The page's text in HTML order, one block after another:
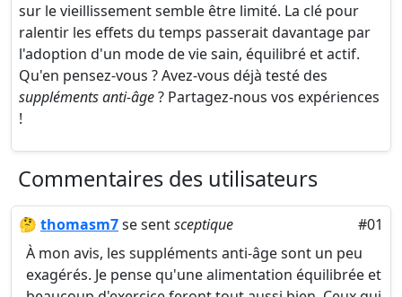
sur le vieillissement semble être limité. La clé pour
ralentir les effets du temps passerait davantage par
l'adoption d'un mode de vie sain, équilibré et actif.
Qu'en pensez-vous ? Avez-vous déjà testé des
suppléments anti-âge? Partagez-nous vos expériences
!
Commentaires des utilisateurs
🤔 thomasm7se sentsceptique
#01
À mon avis, les suppléments anti-âge sont un peu
exagérés. Je pense qu'une alimentation équilibrée et